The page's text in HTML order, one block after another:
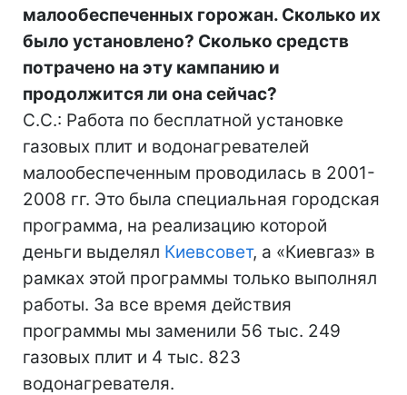
малообеспеченных горожан. Сколько их
было установлено? Сколько средств
потрачено на эту кампанию и
продолжится ли она сейчас?
С.С.: Работа по бесплатной установке
газовых плит и водонагревателей
малообеспеченным проводилась в 2001-
2008 гг. Это была специальная городская
программа, на реализацию которой
деньги выделял Киевсовет, а «Киевгаз» в
рамках этой программы только выполнял
работы. За все время действия
программы мы заменили 56 тыс. 249
газовых плит и 4 тыс. 823
водонагревателя.